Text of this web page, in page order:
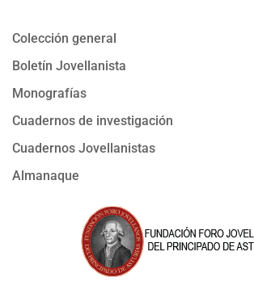
Colección general
Boletín Jovellanista
Monografías
Cuadernos de investigación
Cuadernos Jovellanistas
Almanaque